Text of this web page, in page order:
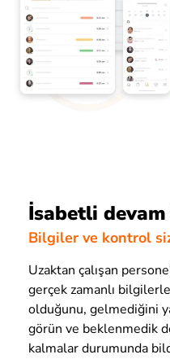
İsabetli
Bilgiler ve kontrol
Uzaktan çalışan
gerçek zamanlı
olduğunu, gelmediğini ya
görün ve beklenmedik
kalmalar durumunda